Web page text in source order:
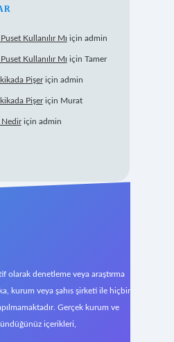
Kullanılır Mı için admin
Kullanılır Mı için Tamer
Pişeriçin admin
Pişeriçin Murat
Nediriçin admin
olarak denetleme veya araştırma
kurum veya şahıs şirketi ile hiçbir
Gerçek kurum ve
içerikleri,